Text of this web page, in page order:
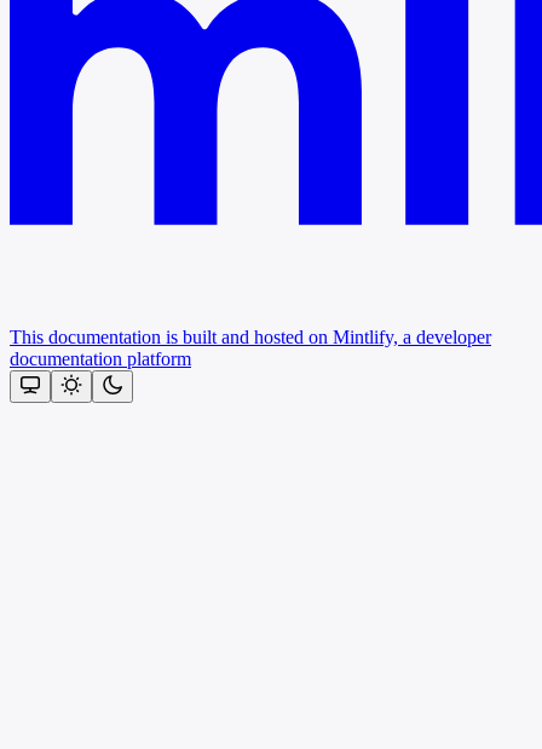
This documentation is built and hosted on Mintlify, a developer
documentation platform